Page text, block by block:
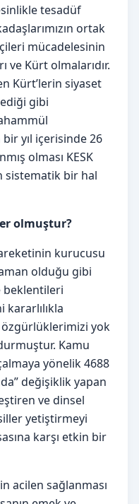
tesadüf
ortak
mücadelesinin
ve Kürt olmalarıdır.
Kürt’lerin siyaset
gibi
yıl içerisinde 26
olması KESK
sistematik bir hal
olmuştur?
kurucusu
olduğu gibi
beklentileri
yok
Kamu
yönelik 4688
değişiklik yapan
ve dinsel
yetiştirmeyi
karşı etkin bir
acilen sağlanması